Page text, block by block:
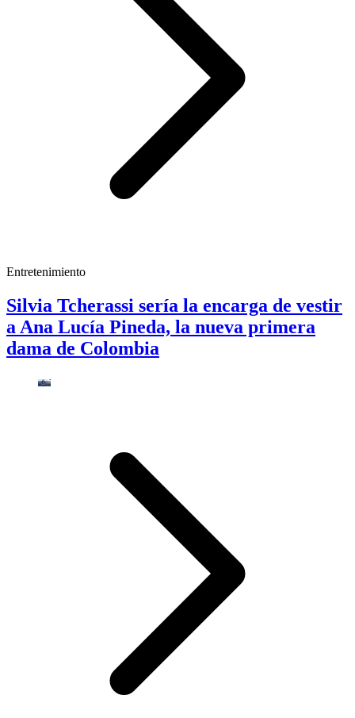
Entretenimiento
Silvia Tcherassi sería la encarga de vestir
a Ana Lucía Pineda, la nueva primera
dama de Colombia